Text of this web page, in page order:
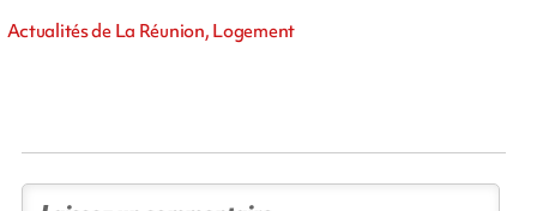
Actualités de La Réunion, Logement